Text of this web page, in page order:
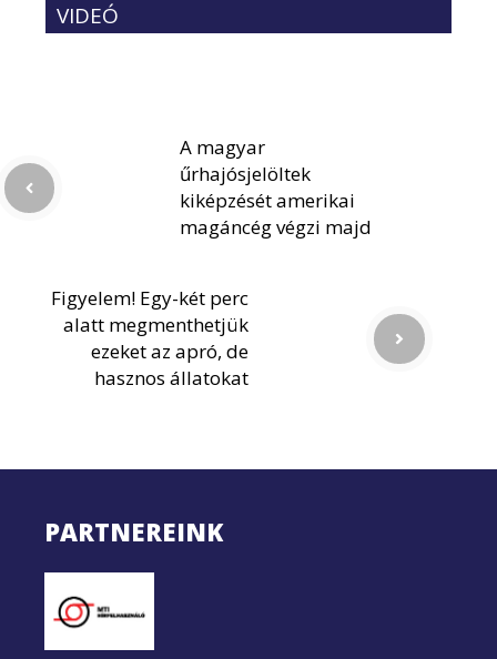
VIDEÓ
A magyar
űrhajósjelöltek
kiképzését amerikai
magáncég végzi majd
Figyelem! Egy-két perc
alatt megmenthetjük
ezeket az apró, de
hasznos állatokat
PARTNEREINK